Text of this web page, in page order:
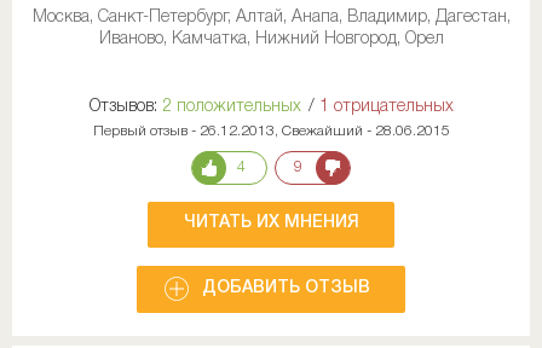
Москва, Санкт-Петербург, Алтай, Анапа, Владимир, Дагестан,
Иваново, Камчатка, Нижний Новгород, Орел
Отзывов: 2 положительных / 1 отрицательных
Первый отзыв - 26.12.2013, Свежайший - 28.06.2015
4 9
ЧИТАТЬ ИХ МНЕНИЯ
ДОБАВИТЬ ОТЗЫВ